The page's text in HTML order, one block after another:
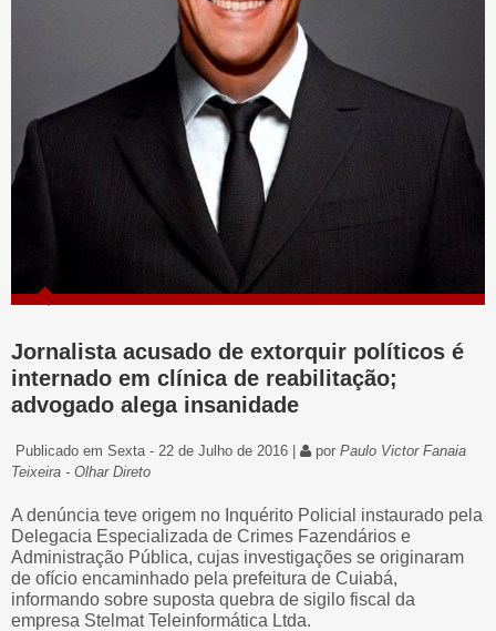
Jornalista acusado de extorquir políticos é
internado em clínica de reabilitação;
advogado alega insanidade
Publicado em Sexta - 22 de Julho de 2016 | por Paulo Victor Fanaia
Teixeira - Olhar Direto
A denúncia teve origem no Inquérito Policial instaurado pela
Delegacia Especializada de Crimes Fazendários e
Administração Pública, cujas investigações se originaram
de ofício encaminhado pela prefeitura de Cuiabá,
informando sobre suposta quebra de sigilo fiscal da
empresa Stelmat Teleinformática Ltda.